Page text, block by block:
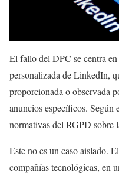
El fallo del DPC se centra
personalizada de LinkedIn,
proporcionada o observada
anuncios específicos. Según
normativas del RGPD sobre
Este no es un caso aislado.
compañías tecnológicas, en